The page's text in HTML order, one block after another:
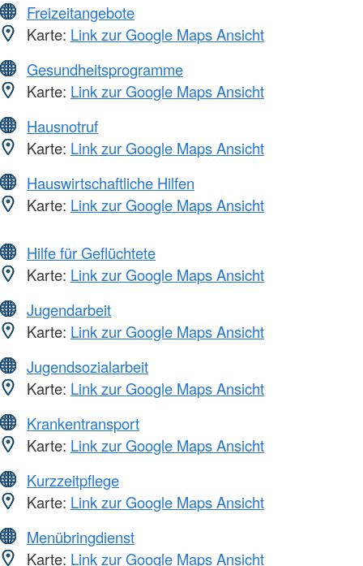
Freizeitangebote
Karte: Link zur Google Maps Ansicht
Gesundheitsprogramme
Karte: Link zur Google Maps Ansicht
Hausnotruf
Karte: Link zur Google Maps Ansicht
Hauswirtschaftliche Hilfen
Karte: Link zur Google Maps Ansicht
Hilfe für Geflüchtete
Karte: Link zur Google Maps Ansicht
Jugendarbeit
Karte: Link zur Google Maps Ansicht
Jugendsozialarbeit
Karte: Link zur Google Maps Ansicht
Krankentransport
Karte: Link zur Google Maps Ansicht
Kurzzeitpflege
Karte: Link zur Google Maps Ansicht
Menübringdienst
Karte: Link zur Google Maps Ansicht